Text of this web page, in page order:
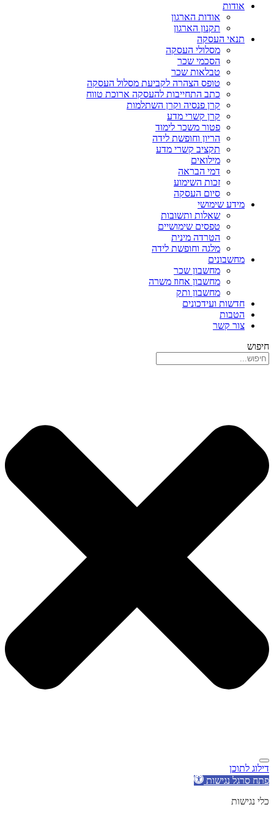
אודות
אודות הארגון
תקנון הארגון
תנאי העסקה
מסלולי העסקה
הסכמי שכר
טבלאות שכר
טופס הצהרה לקביעת מסלול העסקה
כתב התחייבות להעסקה ארוכת טווח
קרן פנסיה וקרן השתלמות
קרן קשרי מדע
פטור משכר לימוד
הריון וחופשת לידה
תקציב קשרי מדע
מילואים
דמי הבראה
זכות השימוע
סיום העסקה
מידע שימושי
שאלות ותשובות
טפסים שימושיים
הטרדה מינית
מלגה וחופשת לידה
מחשבונים
מחשבון שכר
מחשבון אחוז משרה
מחשבון ותק
חדשות ועידכונים
הטבות
צור קשר
חיפוש
דילוג לתוכן
פתח סרגל נגישות
כלי נגישות